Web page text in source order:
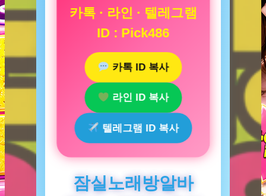
카톡 · 라인 · 텔레그램
ID : Pick486
카톡 ID 복사
라인 ID 복사
텔레그램 ID 복사
잠실노래방알바